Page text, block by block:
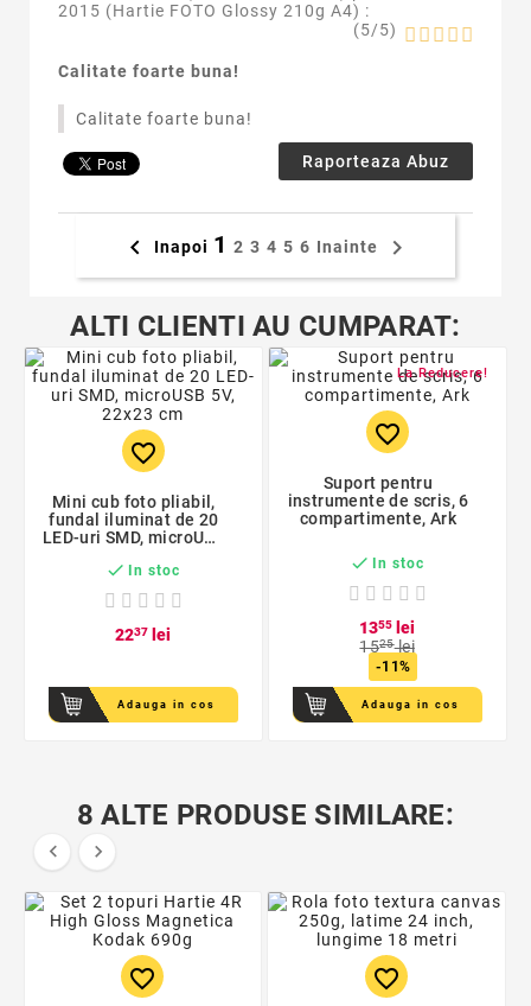
2015 (Hartie FOTO Glossy 210g A4) :
(5/5)
Calitate foarte buna!
Calitate foarte buna!
Raporteaza Abuz
 Inapoi 1 2 3 4 5 6 Inainte 
ALTI CLIENTI AU CUMPARAT:
favorite_border
Mini cub foto pliabil,
fundal iluminat de 20
LED-uri SMD, microUSB
 In stoc
2237 lei
Adauga in cos
La Reducere!
favorite_border
Suport pentru
instrumente de scris, 6
compartimente, Ark
 In stoc
1355
lei
1525lei
-11%
Adauga in cos
8 ALTE PRODUSE SIMILARE:
 
favorite_border favorite_border